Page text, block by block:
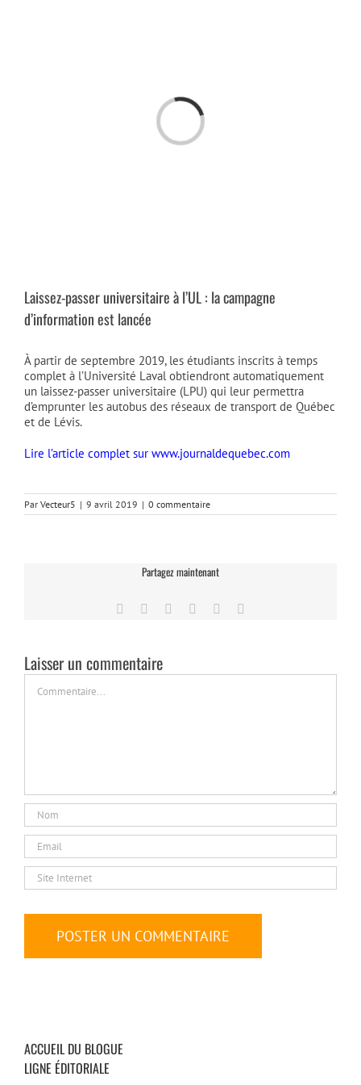
Chargement…
Laissez-passer universitaire à l’UL : la campagne
d’information est lancée
À partir de septembre 2019, les étudiants inscrits à temps
complet à l’Université Laval obtiendront automatiquement
un laissez-passer universitaire (LPU) qui leur permettra
d’emprunter les autobus des réseaux de transport de Québec
et de Lévis.
Lire l’article complet sur www.journaldequebec.com
Par Vecteur5 | 9 avril 2019 | 0 commentaire
Partagez maintenant
Facebook
TwitterLinkedIn
TumblrPinterest
Laisser un commentaire
ACCUEIL DU BLOGUE
LIGNE ÉDITORIALE